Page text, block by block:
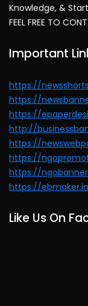
Knowledge, &
FEEL FREE TO
Important
https://
https://
https://
http://
https://
https://
https://
https://ebmaker.in
Like Us On